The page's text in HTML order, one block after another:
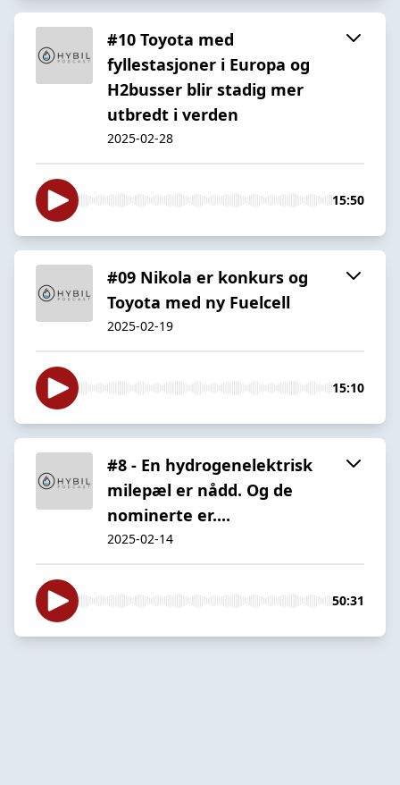
#10 Toyota med
fyllestasjoner i Europa og
H2busser blir stadig mer
utbredt i verden
2025-02-28
15:50
#09 Nikola er konkurs og
Toyota med ny Fuelcell
2025-02-19
15:10
#8 - En hydrogenelektrisk
milepæl er nådd. Og de
nominerte er....
2025-02-14
50:31